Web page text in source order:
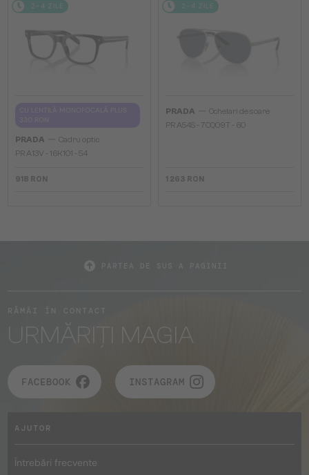
2-4 ZILE
PRADA
Cadru optic
PR A13V - 16K1O1 - 54
918 RON
2-4 ZILE
PRADA
Ochelari de soare
PR A54S - 7CQ09T - 60
1 263 RON
URMĂRIȚI MAGIA
FACEBOOK INSTAGRAM
AJUTOR
Întrebări frecvente